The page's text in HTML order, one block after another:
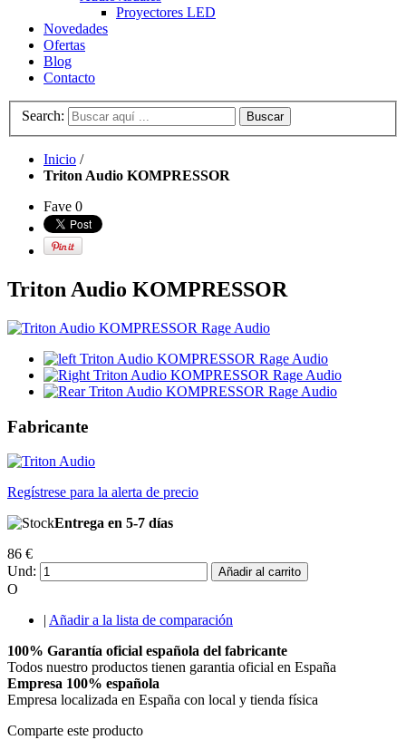
Proyectores LED
Novedades
Ofertas
Blog
Contacto
Search: Buscar
Inicio /
Triton Audio KOMPRESSOR
Fave 0
Triton Audio KOMPRESSOR
Fabricante
Regístrese para la alerta de precio
Entrega en 5-7 días
86 €
Und:
Añadir al carrito
O
| Añadir a la lista de comparación
100% Garantía oficial española del fabricante
Todos nuestro productos tienen garantia oficial en España
Empresa 100% española
Empresa localizada en España con local y tienda física
Comparte este producto